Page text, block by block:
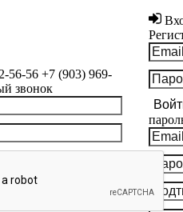
56-56 +7 (903) 969-
звонок